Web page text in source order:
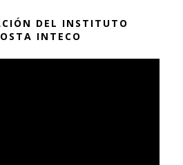
DEL INSTITUTO
INTECO